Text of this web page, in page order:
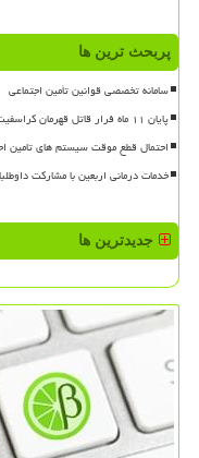
پربحث ترین ها
سامانه تخصصی قوانین تأمین اجتماعی
پایان ۱۱ ماه فرار قاتل قهرمان کراسفیت با چهره ای تغییرکرده دستگیر شد
احتمال قطع موقت سیستم های تامین
خدمات درمانی اربعین با مشارکت
جدیدترین ها